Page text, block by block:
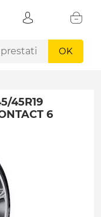
OK
45R19
6